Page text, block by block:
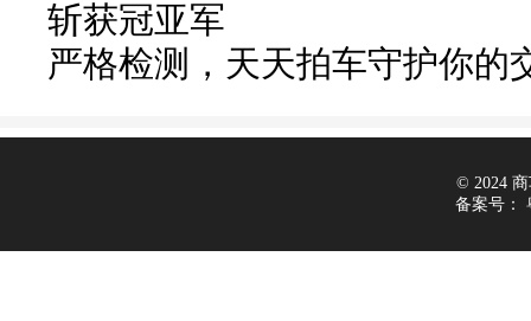
斩获冠亚军
严格检测，天天拍车守护你的
© 2024 商
备案号：